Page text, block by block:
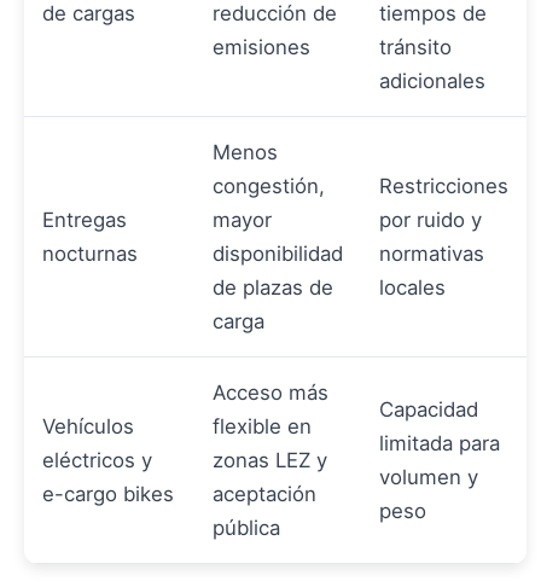
de cargas
reducción de
emisiones
tiempos de
tránsito
adicionales
Entregas
nocturnas
Menos
congestión,
mayor
disponibilidad
de plazas de
carga
Restricciones
por ruido y
normativas
locales
Vehículos
eléctricos y
e-cargo bikes
Acceso más
flexible en
zonas LEZ y
aceptación
pública
Capacidad
limitada para
volumen y
peso